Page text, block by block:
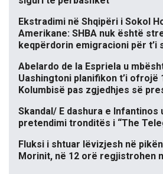
Ekstradimi në Shqipëri i Sokol
Amerikane: SHBA nuk është
keqpërdorin emigracioni për t’i
Abelardo de la Espriela u
Uashingtoni planifikon t’i ofrojë
Kolumbisë pas zgjedhjes së
Skandal/ E dashura e Infantinos
pretendimi tronditës i “The
Fluksi i shtuar lëvizjesh në
Morinit, në 12 orë regjistrohen